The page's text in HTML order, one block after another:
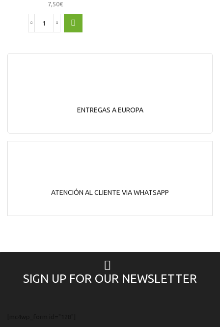
7,50€
Mussvital
Chica
ENTREGAS A EUROPA
ATENCIÓN AL CLIENTE VIA WHATSAPP
SIGN UP FOR OUR NEWSLETTER